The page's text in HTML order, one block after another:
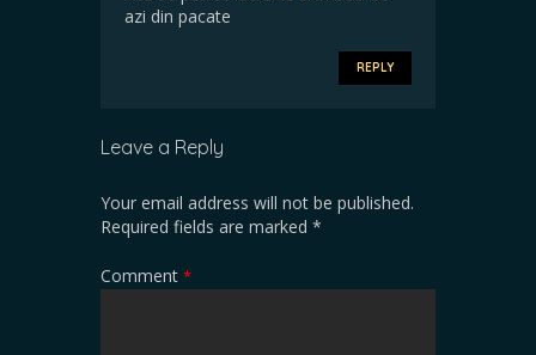
azi din pacate
REPLY
Leave a Reply
Your email address will not be published.
Required fields are marked *
Comment *